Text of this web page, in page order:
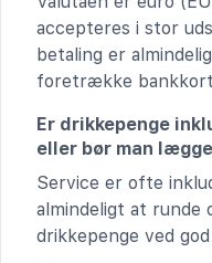
accepteres i stor
betaling er
foretrække
Er drikkepenge
eller bør man
Service er ofte
almindeligt at runde
drikkepenge ved